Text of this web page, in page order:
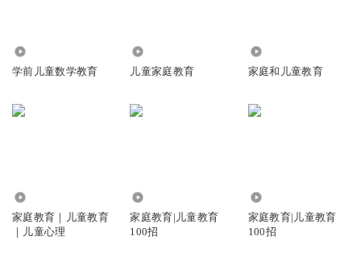
表明，初中二年级。初中二年级之前，学习上，孩子需要父
母的帮助。而直到成人，家长才可以交出“他律权”，允许孩
子完全自律。问题是，当我们没有帮助他形成自律的能力，
为人父母的义务。
自律，是一种能力，是在陪伴中形成的。家长先他律，慢慢
学前儿童数学教育 儿童家庭教育 家庭和儿童教育
家庭教育｜儿童教育
｜儿童心理
家庭教育|儿童教育
100招
家庭教育|儿童教育
100招